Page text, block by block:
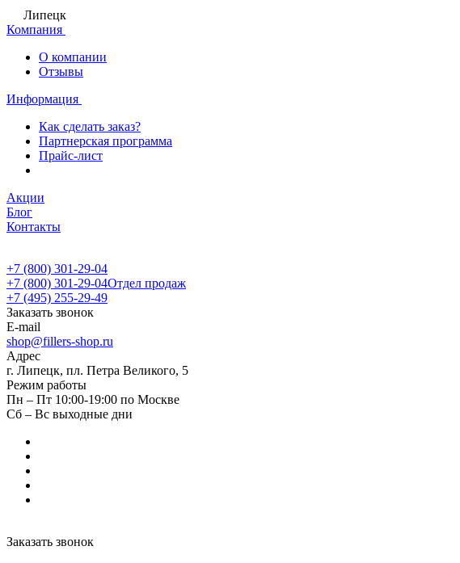
Липецк
Компания
О компании
Отзывы
Информация
Как сделать заказ?
Партнерская программа
Прайс-лист
Акции
Блог
Контакты
+7 (800) 301-29-04
+7 (800) 301-29-04Отдел продаж
+7 (495) 255-29-49
Заказать звонок
E-mail
shop@fillers-shop.ru
Адрес
г. Липецк, пл. Петра Великого, 5
Режим работы
Пн – Пт 10:00-19:00 по Москве
Сб – Вс выходные дни
Заказать звонок